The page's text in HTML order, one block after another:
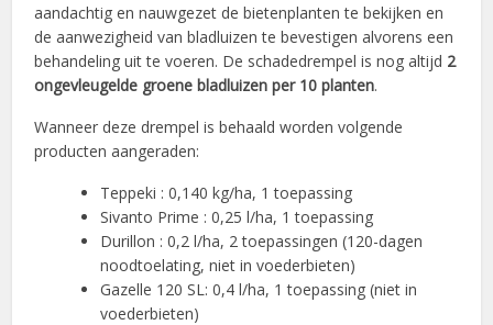
aandachtig en nauwgezet de bietenplanten te bekijken en
de aanwezigheid van bladluizen te bevestigen alvorens een
behandeling uit te voeren. De schadedrempel is nog altijd 2
ongevleugelde groene bladluizen per 10 planten.
Wanneer deze drempel is behaald worden volgende
producten aangeraden:
Teppeki : 0,140 kg/ha, 1 toepassing
Sivanto Prime : 0,25 l/ha, 1 toepassing
Durillon : 0,2 l/ha, 2 toepassingen (120-dagen
noodtoelating, niet in voederbieten)
Gazelle 120 SL: 0,4 l/ha, 1 toepassing (niet in
voederbieten)